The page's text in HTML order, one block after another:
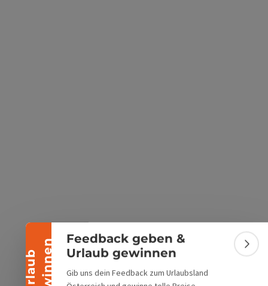
U
r
l
a
u
b
g
e
w
i
n
n
en
Banner einklappen
Feedback geben &
Urlaub gewinnen
Gib uns dein Feedback zum Urlaubsland
öffnenöffnen